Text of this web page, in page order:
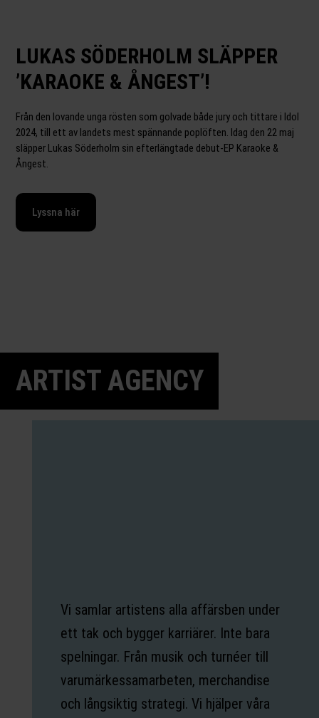
LUKAS SÖDERHOLM SLÄPPER
’KARAOKE & ÅNGEST’!
Från den lovande unga rösten som golvade både jury och tittare i Idol
2024, till ett av landets mest spännande poplöften. Idag den 22 maj
släpper Lukas Söderholm sin efterlängtade debut-EP Karaoke &
Ångest.
Lyssna här
ARTIST AGENCY
Vi samlar artistens alla affärsben under
ett tak och bygger karriärer. Inte bara
spelningar. Från musik och turnéer till
varumärkessamarbeten, merchandise
och långsiktig strategi. Vi hjälper våra